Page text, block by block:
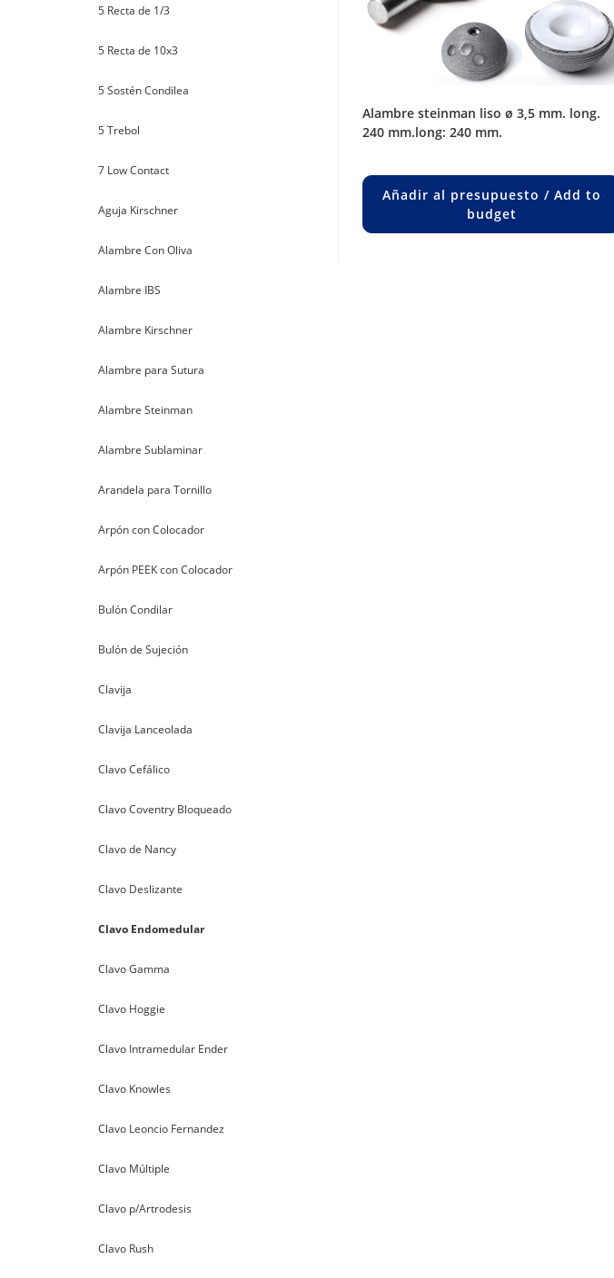
alambre steinman liso ø 3,5 mm. long.
240 mm.long: 240 mm.
Añadir al presupuesto / Add to
budget
5 Recta de 1/3
5 Recta de 10x3
5 Sostén Condilea
5 Trebol
7 Low Contact
Aguja Kirschner
Alambre Con Oliva
Alambre IBS
Alambre Kirschner
Alambre para Sutura
Alambre Steinman
Alambre Sublaminar
Arandela para Tornillo
Arpón con Colocador
Arpón PEEK con Colocador
Bulón Condilar
Bulón de Sujeción
Clavija
Clavija Lanceolada
Clavo Cefálico
Clavo Coventry Bloqueado
Clavo de Nancy
Clavo Deslizante
Clavo Endomedular
Clavo Gamma
Clavo Hoggie
Clavo Intramedular Ender
Clavo Knowles
Clavo Leoncio Fernandez
Clavo Múltiple
Clavo p/Artrodesis
Clavo Rush